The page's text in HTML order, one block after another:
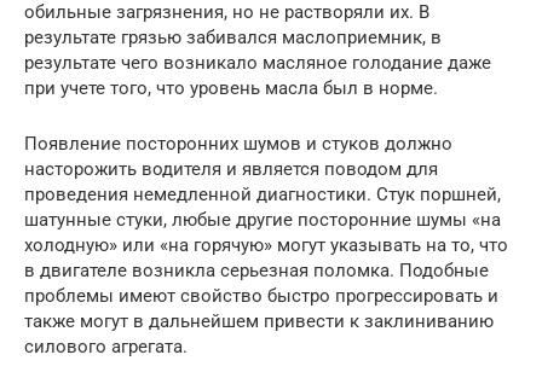
обильные загрязнения, но не растворяли их. В
результате грязью забивался маслоприемник, в
результате чего возникало масляное голодание даже
при учете того, что уровень масла был в норме.
Появление посторонних шумов и стуков должно
насторожить водителя и является поводом для
проведения немедленной диагностики. Стук поршней,
шатунные стуки, любые другие посторонние шумы «на
холодную» или «на горячую» могут указывать на то, что
в двигателе возникла серьезная поломка. Подобные
проблемы имеют свойство быстро прогрессировать и
также могут в дальнейшем привести к заклиниванию
силового агрегата.